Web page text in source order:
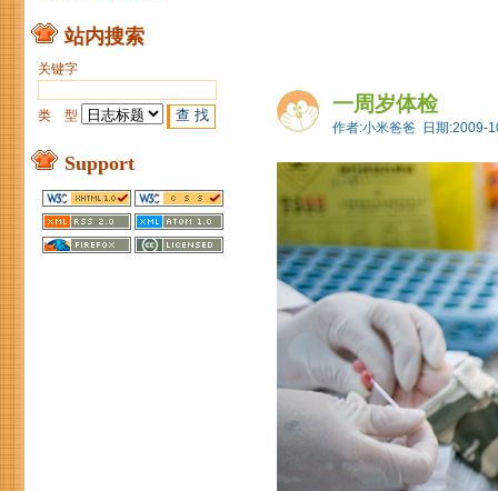
一周岁体检
作者:小米爸爸 日期:2009-
站内搜索
关键字
类 型
Support